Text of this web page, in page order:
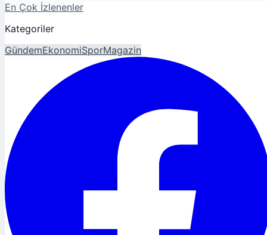
En Çok İzlenenler
Kategoriler
GündemEkonomiSporMagazin